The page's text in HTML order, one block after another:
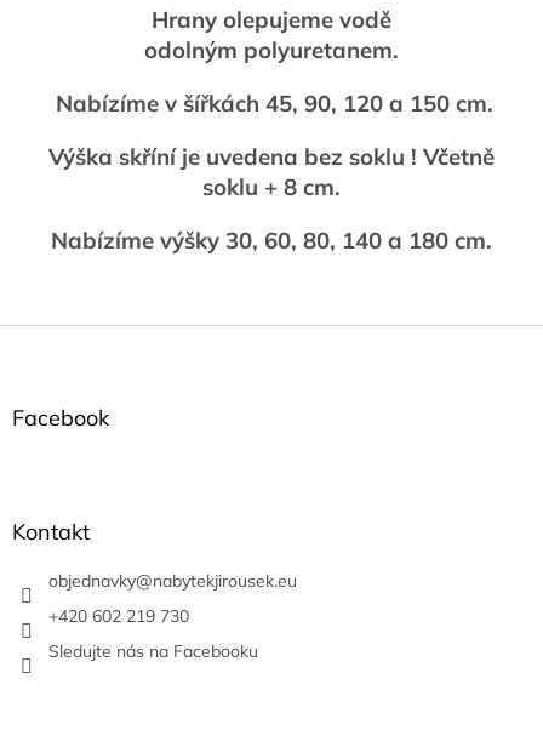
Hrany olepujeme vodě
odolným polyuretanem.
Nabízíme v šířkách 45, 90, 120 a 150 cm.
Výška skříní je uvedena bez soklu ! Včetně
soklu + 8 cm.
Nabízíme výšky 30, 60, 80, 140 a 180 cm.
Z
Facebook
Kontakt
objednavky@nabytekjirousek.eu
+420 602 219 730
Sledujte nás na Facebooku